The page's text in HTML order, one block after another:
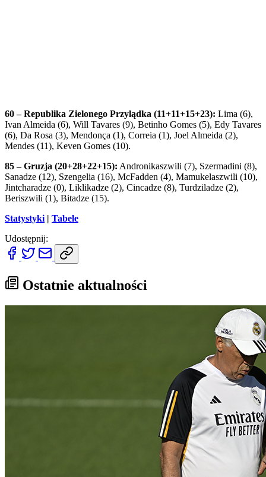
60 – Republika Zielonego Przylądka (11+11+15+23): Lima (6),
Ivan Almeida (6), Will Tavares (9), Betinho Gomes (5), Edy Tavares
(6), Da Rosa (3), Mendonça (1), Correia (1), Joel Almeida (2),
Mendes (11), Keven Gomes (10).
85 – Gruzja (20+28+22+15): Andronikaszwili (7), Szermadini (8),
Sanadze (12), Szengelia (16), McFadden (4), Mamukelaszwili (10),
Jintcharadze (0), Liklikadze (2), Cincadze (8), Turdziladze (2),
Beriszwili (1), Bitadze (15).
Statystyki | Tabele
Udostępnij:
Ostatnie aktualności